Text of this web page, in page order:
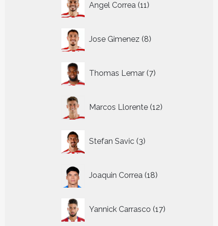
Angel Correa 11
producten
Jose Gimenez 8
producten
Thomas Lemar 7
producten
Marcos Llorente 12
producten
Stefan Savic 3
producten
Joaquin Correa 18
producten
Yannick Carrasco 17
producten